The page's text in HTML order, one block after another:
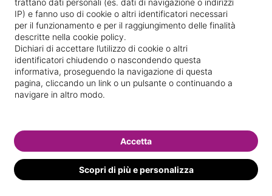
VIA ZACCAGNINI 30 32Indicazioni stradali
trattano dati personali (es. dati di navigazione o indirizzi
IP) e fanno uso di cookie o altri identificatori necessari
per il funzionamento e per il raggiungimento delle finalità
descritte nella cookie policy.
Dichiari di accettare l’utilizzo di cookie o altri
identificatori chiudendo o nascondendo questa
informativa, proseguendo la navigazione di questa
pagina, cliccando un link o un pulsante o continuando a
navigare in altro modo.
Scopri di più e personalizza
Accetta